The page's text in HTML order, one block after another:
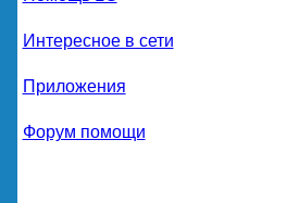
Интересное в сети
Приложения
Форум помощи